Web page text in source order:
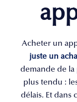
Acheter un
juste un
demande de la
plus tendu :
délais. Et dans